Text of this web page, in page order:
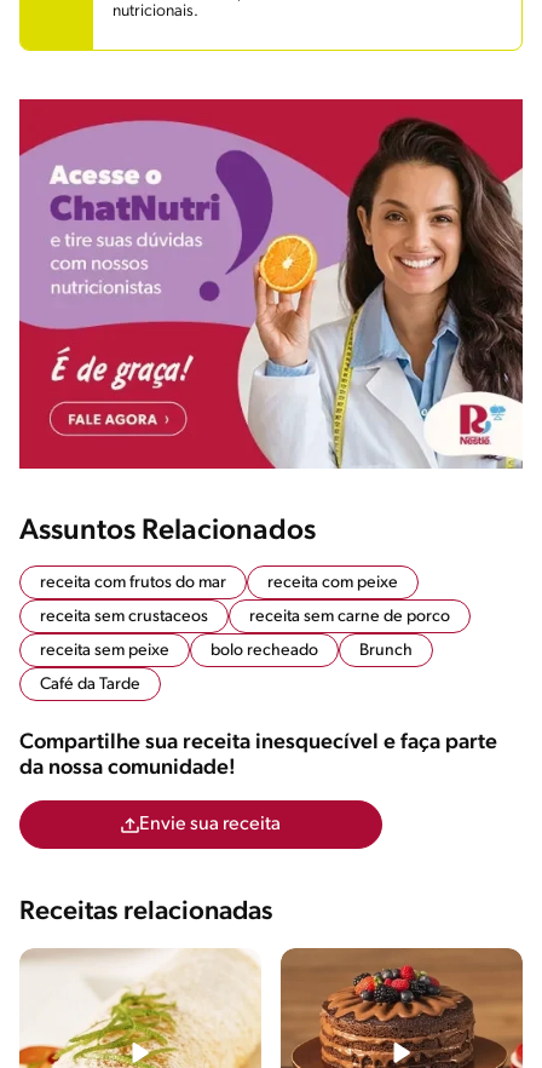
nutricionais.
Assuntos Relacionados
receita com frutos do mar
receita com peixe
receita sem crustaceos
receita sem carne de porco
receita sem peixe
bolo recheado
Brunch
Café da Tarde
Compartilhe sua receita inesquecível e faça parte
da nossa comunidade!
Envie sua receita
Receitas relacionadas